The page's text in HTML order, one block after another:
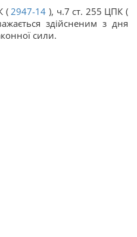
(2947-14 ), ч.7 ст. 255 ЦПК (
здійсненим з дня
сили.